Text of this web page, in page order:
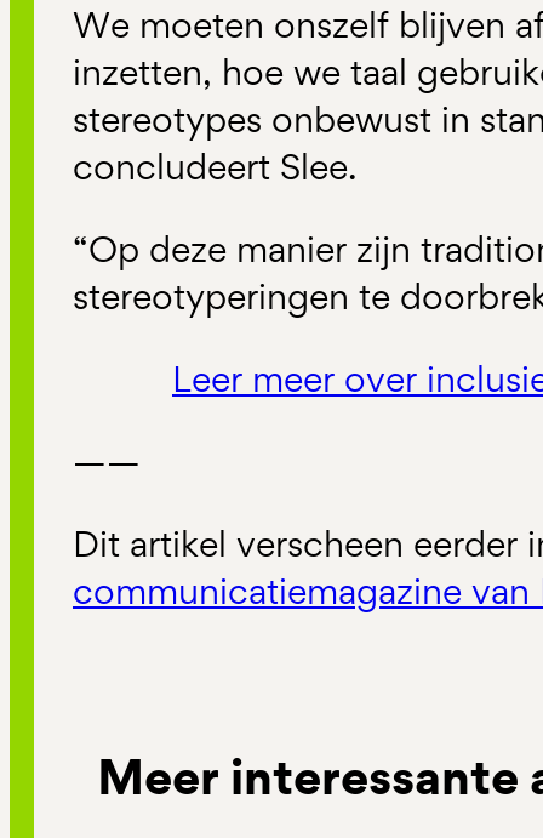
We moeten onszelf blijven
inzetten, hoe we taal
stereotypes onbewust in
concludeert Slee.
“Op deze manier zijn
stereotyperingen te
Leer meer over
——
Dit artikel verscheen eerder
communicatiemagazine van
Meer interessante